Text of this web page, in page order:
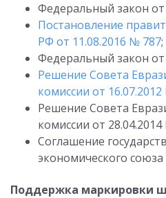
Федеральный закон
Постановление
РФ от 11.08.2016 № 787;
Федеральный закон
Решение Совета
комиссии от
Решение Совета
комиссии от
Соглашение
экономического союза
Поддержка маркировки